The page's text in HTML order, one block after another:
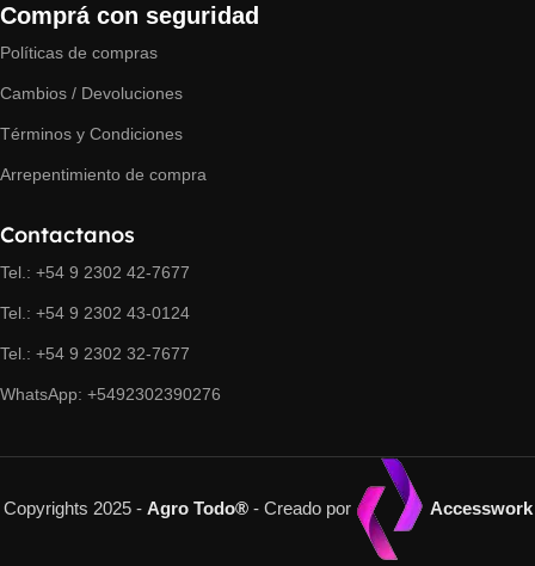
Comprá con seguridad
Políticas de compras
Cambios / Devoluciones
Términos y Condiciones
Arrepentimiento de compra
Contactanos
Tel.: +54 9 2302 42-7677
Tel.: +54 9 2302 43-0124
Tel.: +54 9 2302 32-7677
WhatsApp: +5492302390276
Copyrights 2025 - Agro Todo®- Creado por Accesswork